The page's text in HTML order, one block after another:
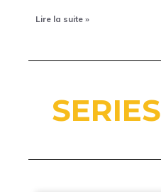
Lire la suite »
SERIES